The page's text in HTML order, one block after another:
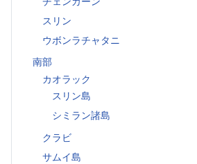
スリン
ウボンラチャタニ
南部
カオラック
スリン島
シミラン諸島
クラビ
サムイ島